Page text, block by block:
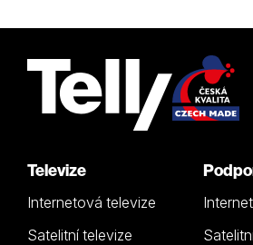
Televize
Internetová televize
Satelitní televize